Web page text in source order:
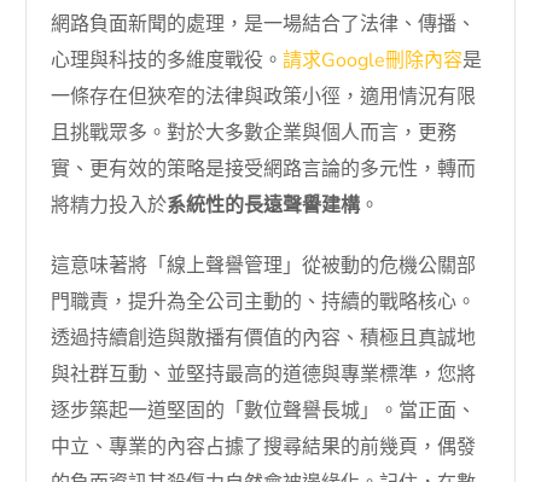
網路負面新聞的處理，是一場結合了法律、傳播、
心理與科技的多維度戰役。請求Google刪除內容是
一條存在但狹窄的法律與政策小徑，適用情況有限
且挑戰眾多。對於大多數企業與個人而言，更務
實、更有效的策略是接受網路言論的多元性，轉而
將精力投入於系統性的長遠聲譽建構。
這意味著將「線上聲譽管理」從被動的危機公關部
門職責，提升為全公司主動的、持續的戰略核心。
透過持續創造與散播有價值的內容、積極且真誠地
與社群互動、並堅持最高的道德與專業標準，您將
逐步築起一道堅固的「數位聲譽長城」。當正面、
中立、專業的內容占據了搜尋結果的前幾頁，偶發